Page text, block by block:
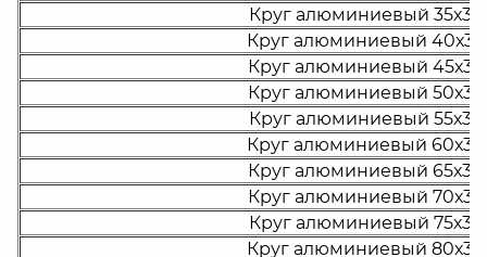
Круг алюминиевый
Круг алюминиевый
Круг алюминиевый
Круг алюминиевый
Круг алюминиевый
Круг алюминиевый
Круг алюминиевый
Круг алюминиевый
Круг алюминиевый
Круг алюминиевый